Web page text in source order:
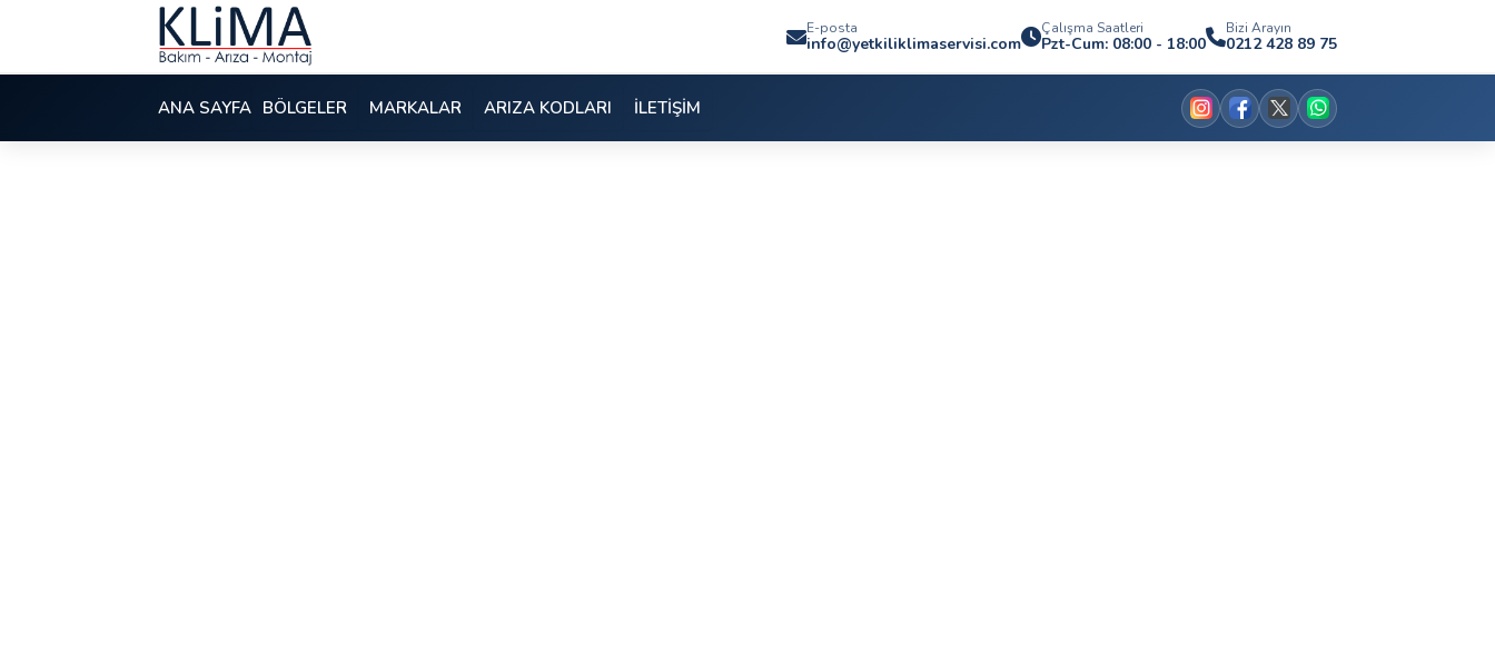
E-posta
info@yetkiliklimaservisi.com
Çalışma Saatleri
Pzt-Cum: 08:00 - 18:00
Bizi Arayın
0212 428 89 75
ANA SAYFA BÖLGELER MARKALAR ARIZA KODLARI İLETİŞİM